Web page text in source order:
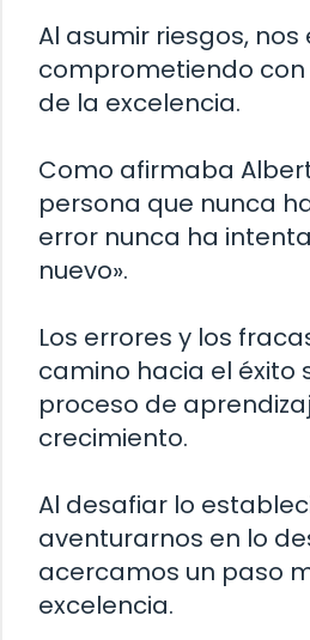
Al asumir riesgos,
comprometiendo
de la excelencia.
Como afirmaba Albert
persona que nunca
error nunca ha
nuevo».
Los errores y los
camino hacia el éxito
proceso de
crecimiento.
Al desafiar lo
aventurarnos en lo
acercamos un paso
excelencia.